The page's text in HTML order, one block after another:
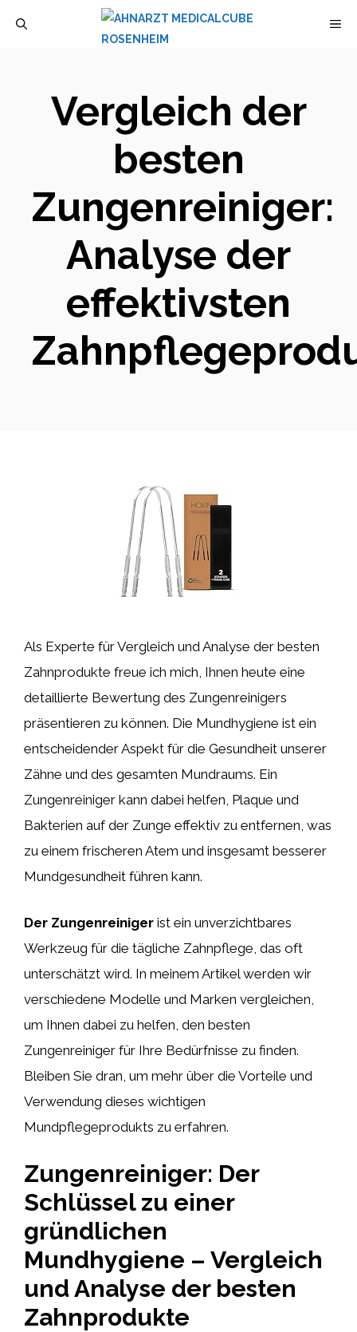
Vergleich der
besten
Zungenreiniger:
Analyse der
effektivsten
Als Experte für Vergleich und Analyse der besten
Zahnprodukte freue ich mich, Ihnen heute eine
detaillierte Bewertung des Zungenreinigers
präsentieren zu können. Die Mundhygiene ist ein
entscheidender Aspekt für die Gesundheit unserer
Zähne und des gesamten Mundraums. Ein
Zungenreiniger kann dabei helfen, Plaque und
Bakterien auf der Zunge effektiv zu entfernen, was
zu einem frischeren Atem und insgesamt besserer
Mundgesundheit führen kann.
Der Zungenreiniger ist ein unverzichtbares
Werkzeug für die tägliche Zahnpflege, das oft
unterschätzt wird. In meinem Artikel werden wir
verschiedene Modelle und Marken vergleichen,
um Ihnen dabei zu helfen, den besten
Zungenreiniger für Ihre Bedürfnisse zu finden.
Bleiben Sie dran, um mehr über die Vorteile und
Verwendung dieses wichtigen
Mundpflegeprodukts zu erfahren.
Zungenreiniger: Der
Schlüssel zu einer
gründlichen
Mundhygiene – Vergleich
und Analyse der besten
Zahnprodukte